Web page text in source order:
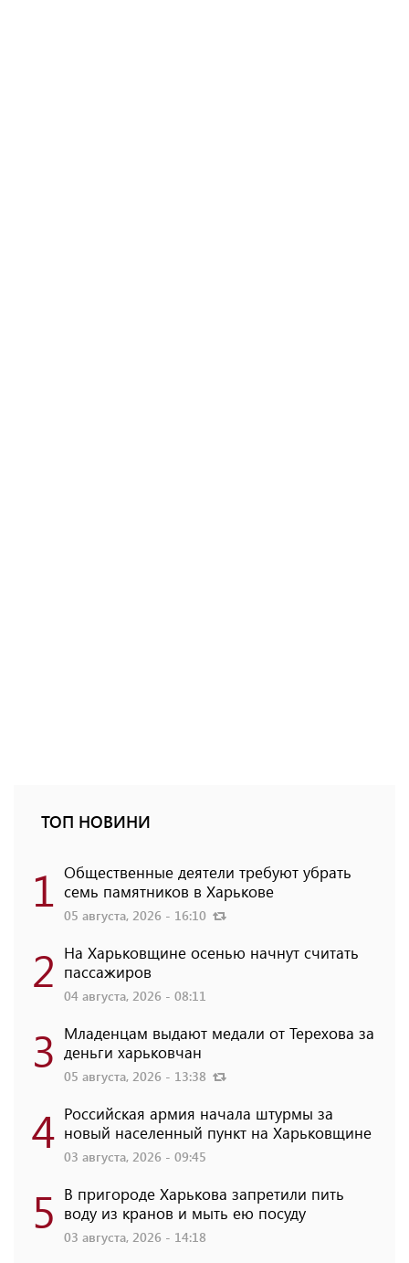
ТОП НОВИНИ
1 Общественные деятели требуют убрать
семь памятников в Харькове
05 августа, 2026 - 16:10
2 На Харьковщине осенью начнут считать
пассажиров
04 августа, 2026 - 08:11
3 Младенцам выдают медали от Терехова за
деньги харьковчан
05 августа, 2026 - 13:38
4 Российская армия начала штурмы за
новый населенный пункт на Харьковщине
03 августа, 2026 - 09:45
5 В пригороде Харькова запретили пить
воду из кранов и мыть ею посуду
03 августа, 2026 - 14:18